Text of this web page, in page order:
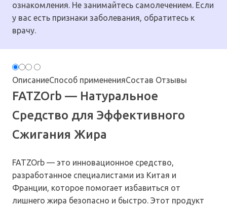
ознакомления. Не занимайтесь самолечением. Если
у вас есть признаки заболевания, обратитесь к
врачу.
ОписаниеСпособ примененияСостав Отзывы
FATZOrb — Натуральное
Средство для Эффективного
Сжигания Жира
FATZOrb — это инновационное средство,
разработанное специалистами из Китая и
Франции, которое помогает избавиться от
лишнего жира безопасно и быстро. Этот продукт